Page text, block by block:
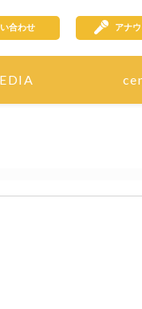
合わせ アナ